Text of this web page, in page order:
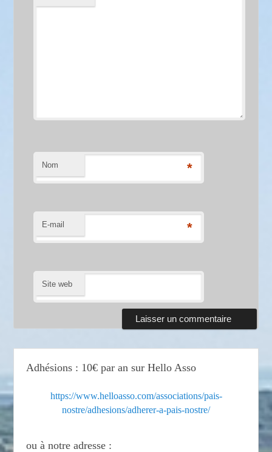
Nom *
E-mail *
Site web
Adhésions : 10€ par an sur Hello Asso
https://www.helloasso.com/associations/pais-
nostre/adhesions/adherer-a-pais-nostre/
ou à notre adresse :